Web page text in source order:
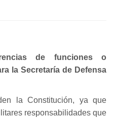
de funciones o
la Secretaría de Defensa
la Constitución, ya que
responsabilidades que